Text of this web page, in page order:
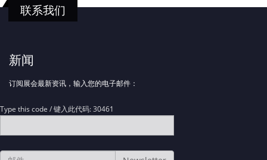
联系我们
新闻
订阅展会最新资讯，输入您的电子邮件：
Type this code / 键入此代码: 30461